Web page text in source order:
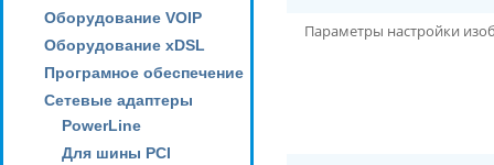
Оборудование VOIP
Оборудование xDSL
Програмное обеспечение
Сетевые адаптеры
PowerLine
Для шины PCI
Параметры настройки